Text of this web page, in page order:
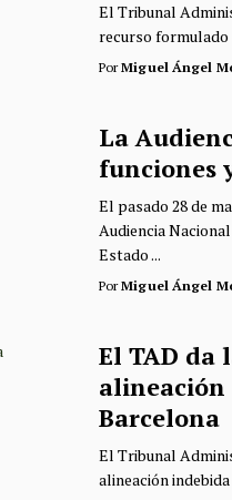
El Tribunal
recurso
PorMiguel Ángel
La
funciones
El pasado 28 de
Audiencia
Estado ...
PorMiguel Ángel
El TAD da
alineación
Barcelona
El Tribunal
alineación